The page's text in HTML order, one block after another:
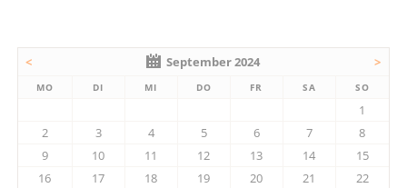
< September 2024 >
MO DI MI DO FR SA SO
1
2
3 4 5 6 7
8
9
10 11 12 13 14
15
16
17 18 19 20 21
22